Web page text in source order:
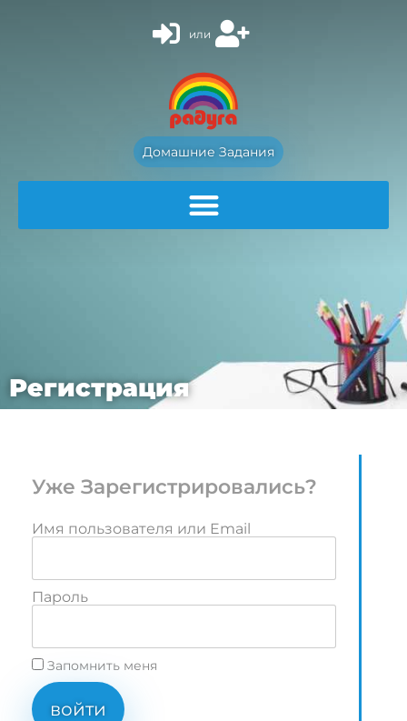
или
Домашние Задания
Регистрация
Уже Зарегистрировались?
Имя пользователя или Email
Пароль
Запомнить меня
войти